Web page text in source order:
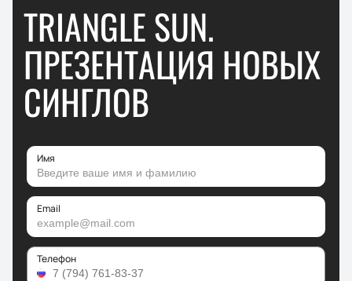
TRIANGLE SUN.
ПРЕЗЕНТАЦИЯ НОВЫХ
СИНГЛОВ
Имя
Email
Телефон